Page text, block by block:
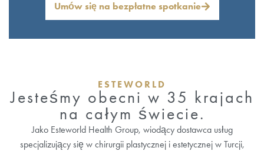
Umów się na bezpłatne spotkanie
ESTEWORLD
Jesteśmy obecni w 35 krajach
na całym świecie.
Jako Esteworld Health Group, wiodący dostawca usług
specjalizujący się w chirurgii plastycznej i estetycznej w Turcji,